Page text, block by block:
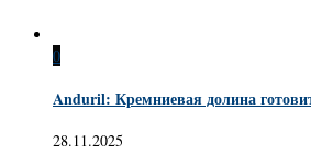
0
Anduril: Кремниевая долина
28.11.2025